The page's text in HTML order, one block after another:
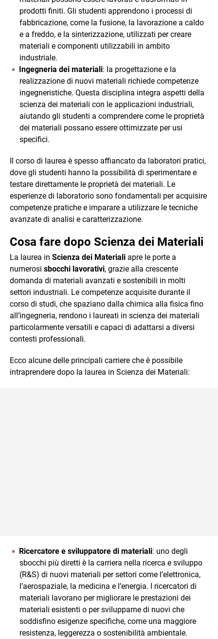
prodotti finiti. Gli studenti apprendono i processi di
fabbricazione, come la fusione, la lavorazione a caldo
e a freddo, e la sinterizzazione, utilizzati per creare
materiali e componenti utilizzabili in ambito
industriale.
Ingegneria dei materiali: la progettazione e la
realizzazione di nuovi materiali richiede competenze
ingegneristiche. Questa disciplina integra aspetti della
scienza dei materiali con le applicazioni industriali,
aiutando gli studenti a comprendere come le proprietà
dei materiali possano essere ottimizzate per usi
specifici.
Il corso di laurea è spesso affiancato da laboratori pratici,
dove gli studenti hanno la possibilità di sperimentare e
testare direttamente le proprietà dei materiali. Le
esperienze di laboratorio sono fondamentali per acquisire
competenze pratiche e imparare a utilizzare le tecniche
avanzate di analisi e caratterizzazione.
Cosa fare dopo Scienza dei Materiali
La laurea in Scienza dei Materiali apre le porte a
numerosi sbocchi lavorativi, grazie alla crescente
domanda di materiali avanzati e sostenibili in molti
settori industriali. Le competenze acquisite durante il
corso di studi, che spaziano dalla chimica alla fisica fino
all’ingegneria, rendono i laureati in scienza dei materiali
particolarmente versatili e capaci di adattarsi a diversi
contesti professionali.
Ecco alcune delle principali carriere che è possibile
intraprendere dopo la laurea in Scienza dei Materiali:
Ricercatore e sviluppatore di materiali: uno degli
sbocchi più diretti è la carriera nella ricerca e sviluppo
(R&S) di nuovi materiali per settori come l’elettronica,
l’aerospaziale, la medicina e l’energia. I ricercatori di
materiali lavorano per migliorare le prestazioni dei
materiali esistenti o per svilupparne di nuovi che
soddisfino esigenze specifiche, come una maggiore
resistenza, leggerezza o sostenibilità ambientale.